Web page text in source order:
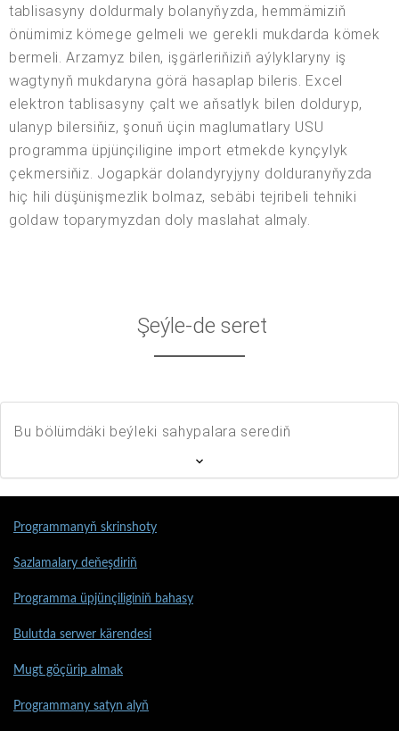
tablisasyny doldurmaly bolanyňyzda, hemmämiziň
önümimiz kömege gelmeli we gerekli mukdarda kömek
bermeli. Arzamyz bilen, işgärleriňiziň aýlyklaryny iş
wagtynyň mukdaryna görä hasaplap bileris. Excel
elektron tablisasyny çalt we aňsatlyk bilen dolduryp,
ulanyp bilersiňiz, şonuň üçin maglumatlary USU
programma üpjünçiligine import etmekde kynçylyk
çekmersiňiz. Jogapkär dolandyryjyny dolduranyňyzda
hiç hili düşünişmezlik bolmaz, sebäbi tejribeli tehniki
goldaw toparymyzdan doly maslahat almaly.
Şeýle-de seret
Bu bölümdäki beýleki sahypalara serediň
Programmanyň skrinshoty
Sazlamalary deňeşdiriň
Programma üpjünçiliginiň bahasy
Bulutda serwer kärendesi
Mugt göçürip almak
Programmany satyn alyň